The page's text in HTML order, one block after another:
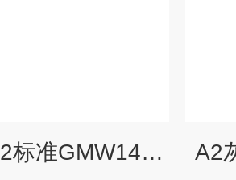
GMW14872标准GMW14872盐雾箱腐蚀片 A2